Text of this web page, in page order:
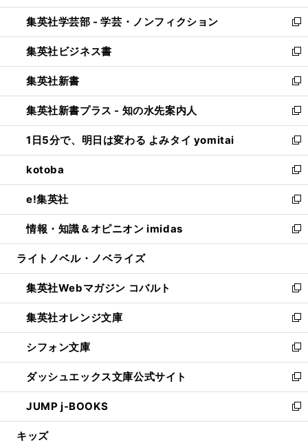
開
く
ウ
で
開
く
ン
ド
ウ
で
開
く
ウ
ィ
ン
ド
ウ
で
開
く
集英社学芸部 - 学芸・ノンフィクション
新
し
い
ウ
ィ
ン
ド
ウ
で
開
く
集英社ビジネス書
新
し
い
ウ
ィ
ン
ド
ウ
で
開
く
集英社新書
新
し
い
ウ
ィ
ン
ド
ウ
で
開
く
集英社新書プラス - 知の水先案内人
新
し
い
ウ
ィ
ン
ド
ウ
で
開
1日5分で、明日は変わる よみタイ yomitai
新
し
い
ウ
ィ
ン
ド
ウ
開
く
kotoba
新
し
い
ウ
ィ
ン
ウ
で
開
く
e!集英社
新
し
い
ウ
ン
ド
ウ
で
開
く
情報・知識＆オピニオン imidas
新
し
ウ
ィ
ン
ド
ウ
で
開
く
ライトノベル・ノベライズ
集英社Webマガジン コバルト
新
し
い
ウ
ィ
ン
ド
ウ
で
開
集英社オレンジ文庫
新
し
い
ウ
ィ
ン
ド
ウ
シフォン文庫
新
し
い
ウ
ィ
ン
ダッシュエックス文庫公式サイト
新
し
い
ウ
JUMP j-BOOKS
新
し
キッズ